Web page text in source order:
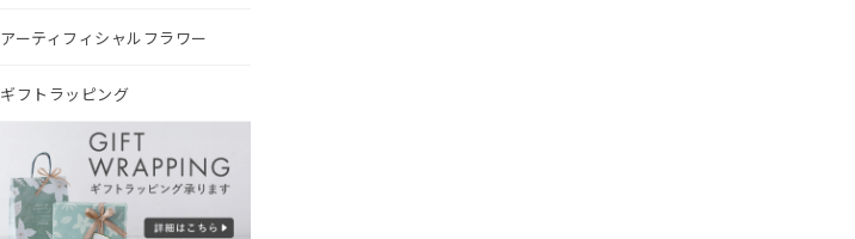
アーティフィシャルフラワー
ギフトラッピング